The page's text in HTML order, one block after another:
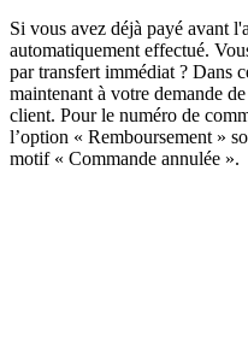
Si vous avez déjà payé avant
automatiquement effectué.
par transfert immédiat ? Dans
maintenant à votre demande
client. Pour le numéro de
l’option « Remboursement »
motif « Commande annulée ».